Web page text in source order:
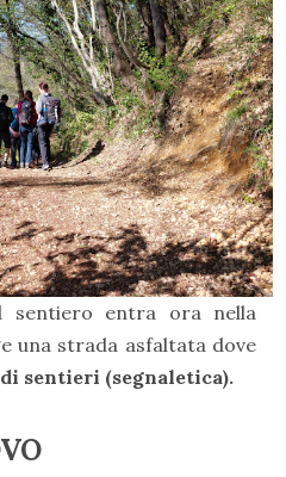
sentiero entra ora nella
una strada asfaltata dove
sentieri (segnaletica).